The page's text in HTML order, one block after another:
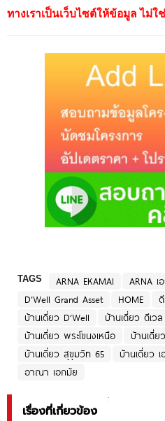
ทางเราเป็นเว็บไซต์ให้ข้อมูล ไม่ใ
TAGS ARNA EKAMAI ARNA เ
D’Well Grand Asset
HOME
บ้านเดี่ยว D’Well
บ้านเดี่ยว ดีเวล
บ้านเดี่ยว พระโขนงเหนือ
บ้านเดี่
บ้านเดี่ยว สุขุมวิท 65
บ้านเดี่ยว
อาณา เอกมัย
เรื่องที่เกี่ยวข้อง